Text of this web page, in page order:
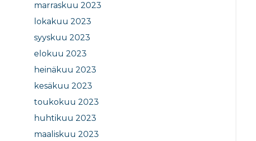
marraskuu 2023
lokakuu 2023
syyskuu 2023
elokuu 2023
heinäkuu 2023
kesäkuu 2023
toukokuu 2023
huhtikuu 2023
maaliskuu 2023